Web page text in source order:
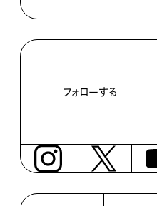
フォローする